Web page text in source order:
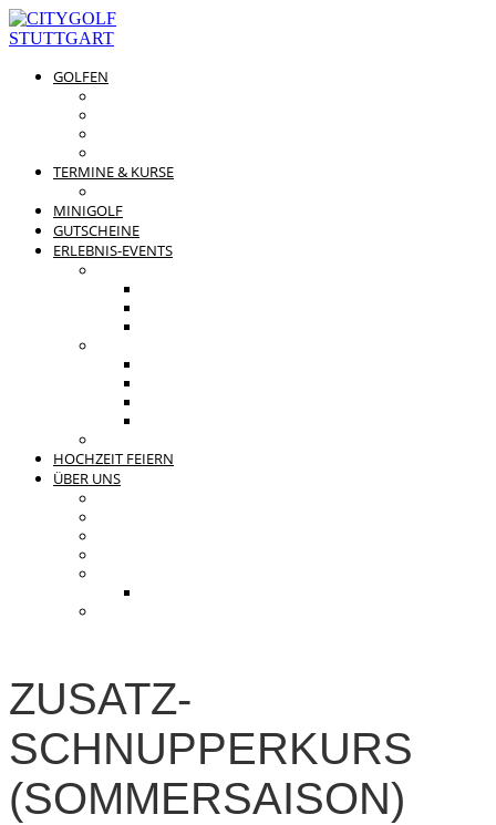
GOLFEN
TERMINE & KURSE
MINIGOLF
GUTSCHEINE
ERLEBNIS-EVENTS
HOCHZEIT FEIERN
ÜBER UNS
ZUSATZ-
SCHNUPPERKURS
(SOMMERSAISON)